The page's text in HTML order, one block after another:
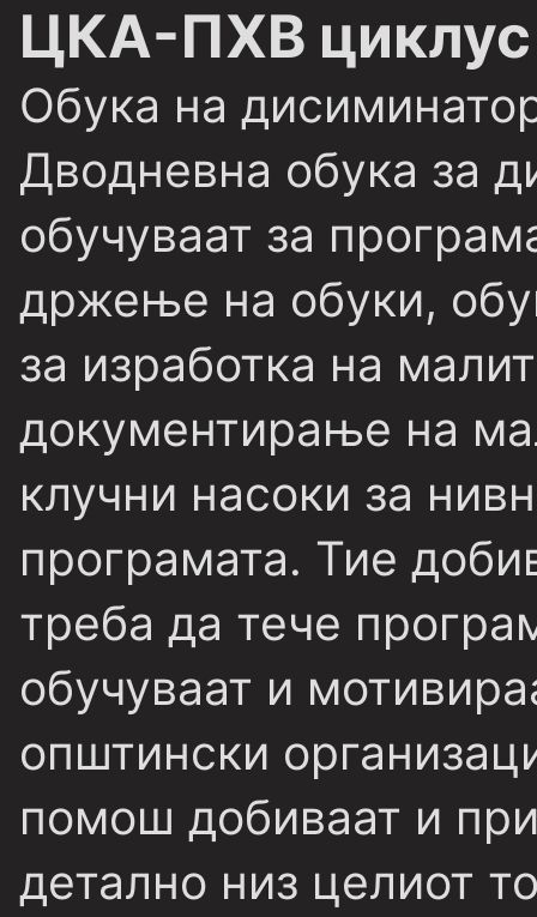
ЦКА-ПХВ циклус
Обука на
Дводневна обука за
обучуваат за
држење на обуки,
за изработка на
документирање на
клучни насоки за
програмата. Тие
треба да тече
обучуваат и
општински
помош добиваат и
детално низ целиот